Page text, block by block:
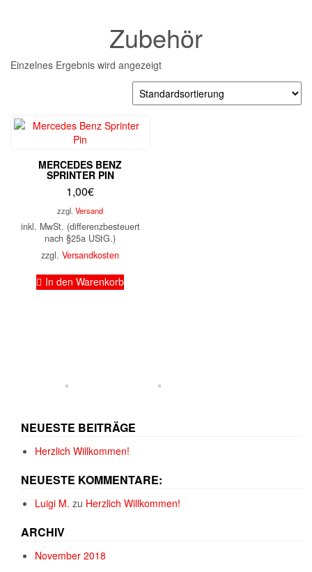
Zubehör
Einzelnes Ergebnis wird angezeigt
MERCEDES BENZ
SPRINTER PIN
1,00€
zzgl.Versand
inkl. MwSt. (differenzbesteuert
nach §25a UStG.)
zzgl.Versandkosten
In den Warenkorb
NEUESTE BEITRÄGE
Herzlich Willkommen!
NEUESTE KOMMENTARE:
Luigi M. zu Herzlich Willkommen!
ARCHIV
November 2018